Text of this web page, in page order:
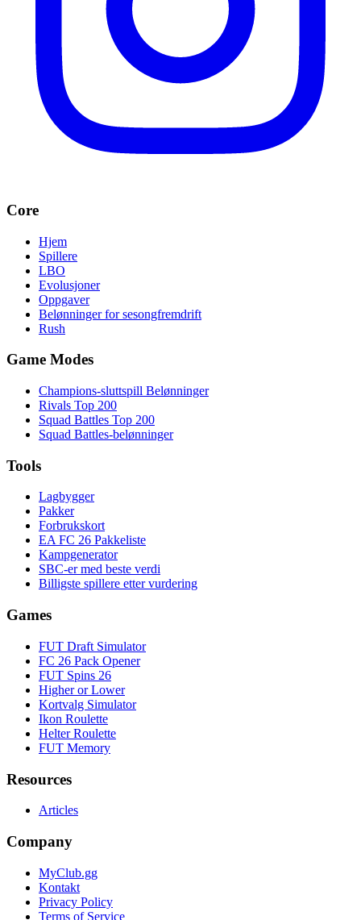
Core
Hjem
Spillere
LBO
Evolusjoner
Oppgaver
Belønninger for sesongfremdrift
Rush
Game Modes
Champions-sluttspill Belønninger
Rivals Top 200
Squad Battles Top 200
Squad Battles-belønninger
Tools
Lagbygger
Pakker
Forbrukskort
EA FC 26 Pakkeliste
Kampgenerator
SBC-er med beste verdi
Billigste spillere etter vurdering
Games
FUT Draft Simulator
FC 26 Pack Opener
FUT Spins 26
Higher or Lower
Kortvalg Simulator
Ikon Roulette
Helter Roulette
FUT Memory
Resources
Articles
Company
MyClub.gg
Kontakt
Privacy Policy
Terms of Service